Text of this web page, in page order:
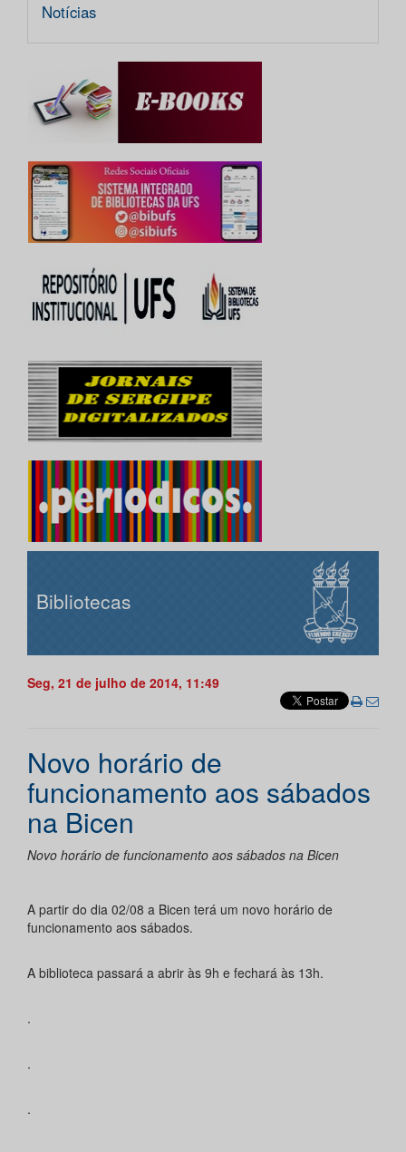
Notícias
Bibliotecas
Seg, 21 de julho de 2014, 11:49
Novo horário de
funcionamento aos sábados
na Bicen
Novo horário de funcionamento aos sábados na Bicen
A partir do dia 02/08 a Bicen terá um novo horário de
funcionamento aos sábados.
A biblioteca passará a abrir às 9h e fechará às 13h.
.
.
.